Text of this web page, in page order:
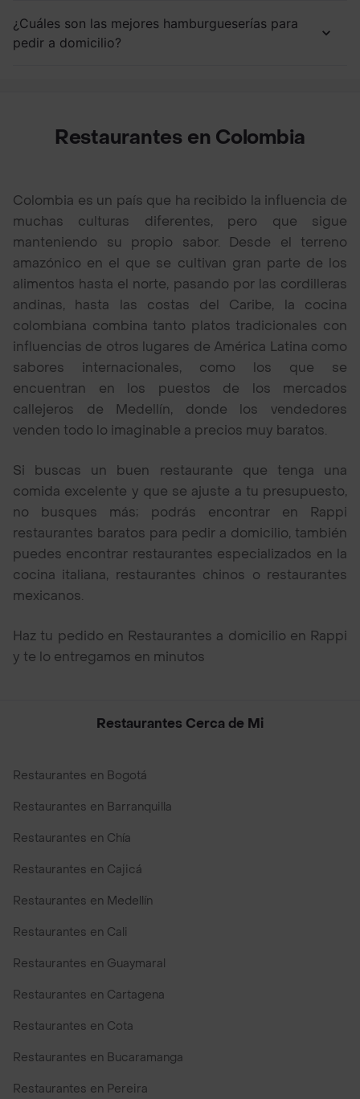
¿Cuáles son las mejores hamburgueserías para
pedir a domicilio?
Restaurantes en Colombia
Colombia es un país que ha recibido la influencia de
muchas culturas diferentes, pero que sigue
manteniendo su propio sabor. Desde el terreno
amazónico en el que se cultivan gran parte de los
alimentos hasta el norte, pasando por las cordilleras
andinas, hasta las costas del Caribe, la cocina
colombiana combina tanto platos tradicionales con
influencias de otros lugares de América Latina como
sabores internacionales, como los que se
encuentran en los puestos de los mercados
callejeros de Medellín, donde los vendedores
venden todo lo imaginable a precios muy baratos.
Si buscas un buen restaurante que tenga una
comida excelente y que se ajuste a tu presupuesto,
no busques más; podrás encontrar en Rappi
restaurantes baratos para pedir a domicilio, también
puedes encontrar restaurantes especializados en la
cocina italiana, restaurantes chinos o restaurantes
mexicanos.
Haz tu pedido en Restaurantes a domicilio en Rappi
y te lo entregamos en minutos
Restaurantes Cerca de Mi
Restaurantes en Bogotá
Restaurantes en Barranquilla
Restaurantes en Chía
Restaurantes en Cajicá
Restaurantes en Medellín
Restaurantes en Cali
Restaurantes en Guaymaral
Restaurantes en Cartagena
Restaurantes en Cota
Restaurantes en Bucaramanga
Restaurantes en Pereira